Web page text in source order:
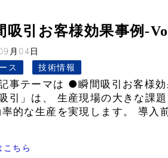
吸引お客様効果事例-
月04日
ス
技術情報
事テーマは ●瞬間吸引お客様
吸引」は、 生産現場の大きな課
的な生産を実現します。 導入
こちら